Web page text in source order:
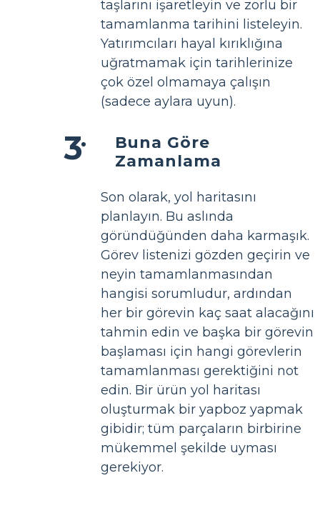
taşlarını işaretleyin ve zorlu bir
tamamlanma tarihini listeleyin.
Yatırımcıları hayal kırıklığına
uğratmamak için tarihlerinize
çok özel olmamaya çalışın
(sadece aylara uyun).
Buna Göre
Zamanlama
Son olarak, yol haritasını
planlayın. Bu aslında
göründüğünden daha karmaşık.
Görev listenizi gözden geçirin ve
neyin tamamlanmasından
hangisi sorumludur, ardından
her bir görevin kaç saat alacağını
tahmin edin ve başka bir görevin
başlaması için hangi görevlerin
tamamlanması gerektiğini not
edin. Bir ürün yol haritası
oluşturmak bir yapboz yapmak
gibidir; tüm parçaların birbirine
mükemmel şekilde uyması
gerekiyor.